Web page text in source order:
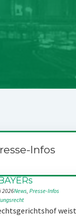
Infos
2026News, Presse-Infos